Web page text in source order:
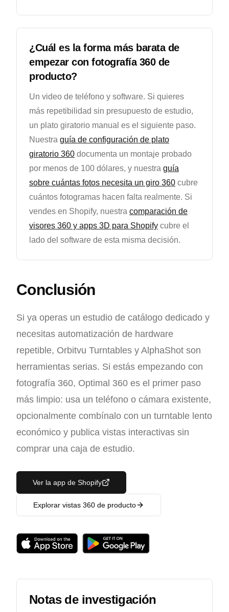
¿Cuál es la forma más barata de
empezar con fotografía 360 de
producto?
Un video de teléfono y software. Si quieres
más repetibilidad sin presupuesto de estudio,
un plato giratorio manual es el siguiente paso.
Nuestra guía de configuración de plato
giratorio 360 documenta un montaje probado
por menos de 100 dólares, y nuestra guía
sobre cuántas fotos necesita un giro 360 cubre
cuántos fotogramas hacen falta realmente. Si
vendes en Shopify, nuestra comparación de
visores 360 y apps 3D para Shopify cubre el
lado del software de esta misma decisión.
Conclusión
Si ya operas un estudio de catálogo dedicado y
necesitas automatización de hardware
repetible, Orbitvu Turntables y AlphaShot son
herramientas serias. Si estás empezando con
fotografía 360, Optimal 360 es el primer paso
más limpio: usa un teléfono o cámara existente,
opcionalmente combínalo con un turntable lento
económico y publica vistas interactivas sin
comprar una caja de estudio.
Ver la app de Shopify
Explorar vistas 360 de producto
Notas de investigación